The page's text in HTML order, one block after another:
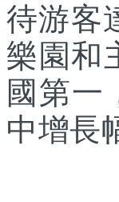
待游客
樂園和
國第一
中增長